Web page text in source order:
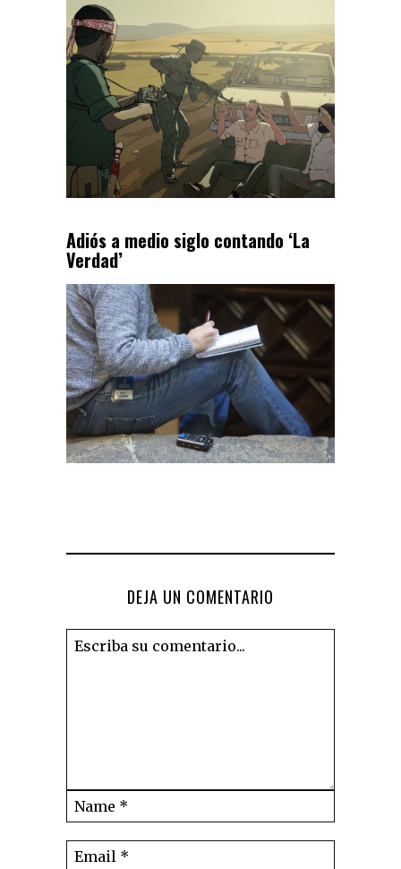
Adiós a medio siglo contando ‘La
Verdad’
DEJA UN COMENTARIO